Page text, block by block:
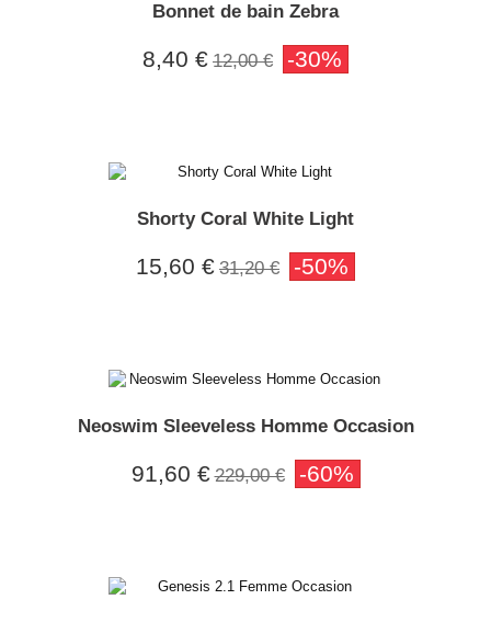
Bonnet de bain Zebra
8,40 € 12,00 € -30%
Shorty Coral White Light
15,60 € 31,20 € -50%
Neoswim Sleeveless Homme Occasion
91,60 € 229,00 € -60%